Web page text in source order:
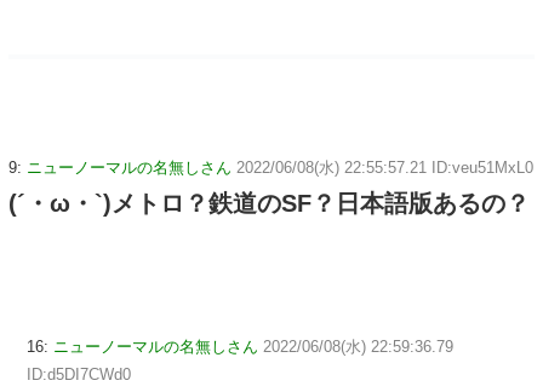
9: ニューノーマルの名無しさん 2022/06/08(水) 22:55:57.21 ID:veu51MxL0
(´・ω・`)メトロ？鉄道のSF？日本語版あるの？
16: ニューノーマルの名無しさん 2022/06/08(水) 22:59:36.79
ID:d5DI7CWd0